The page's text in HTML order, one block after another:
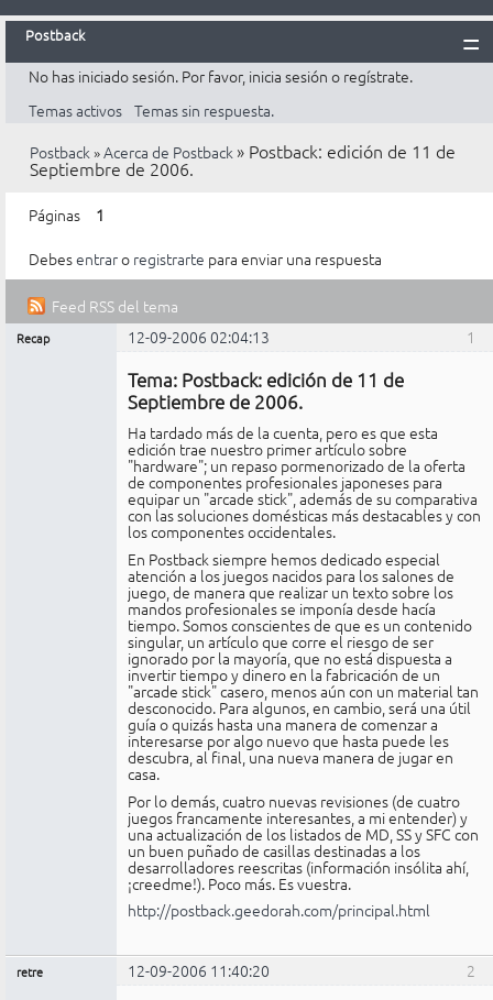
Postback
Inicio
Postback
Reglas
Registrarte
Entrar
No has iniciado sesión. Por favor, inicia sesión o regístrate.
Temas activos Temas sin respuesta.
Postback»Acerca de Postback » Postback: edición de 11 de
Septiembre de 2006.
Páginas
1
Debesentraro registrarte para enviar una respuesta
Feed RSS del tema
1
Recap 12-09-2006 02:04:13
Tema: Postback: edición de 11 de
Septiembre de 2006.
Ha tardado más de la cuenta, pero es que esta
edición trae nuestro primer artículo sobre
"hardware"; un repaso pormenorizado de la oferta
de componentes profesionales japoneses para
equipar un "arcade stick", además de su comparativa
con las soluciones domésticas más destacables y con
los componentes occidentales.
En Postback siempre hemos dedicado especial
atención a los juegos nacidos para los salones de
juego, de manera que realizar un texto sobre los
mandos profesionales se imponía desde hacía
tiempo. Somos conscientes de que es un contenido
singular, un artículo que corre el riesgo de ser
ignorado por la mayoría, que no está dispuesta a
invertir tiempo y dinero en la fabricación de un
"arcade stick" casero, menos aún con un material tan
desconocido. Para algunos, en cambio, será una útil
guía o quizás hasta una manera de comenzar a
interesarse por algo nuevo que hasta puede les
descubra, al final, una nueva manera de jugar en
casa.
Por lo demás, cuatro nuevas revisiones (de cuatro
juegos francamente interesantes, a mi entender) y
una actualización de los listados de MD, SS y SFC con
un buen puñado de casillas destinadas a los
desarrolladores reescritas (información insólita ahí,
¡creedme!). Poco más. Es vuestra.
http://postback.geedorah.com/principal.html
2
retre 12-09-2006 11:40:20